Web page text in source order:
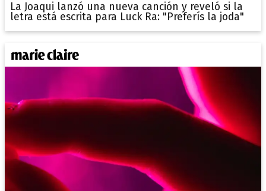
La Joaqui lanzó una nueva canción y reveló si la
letra está escrita para Luck Ra: "Preferís la joda"